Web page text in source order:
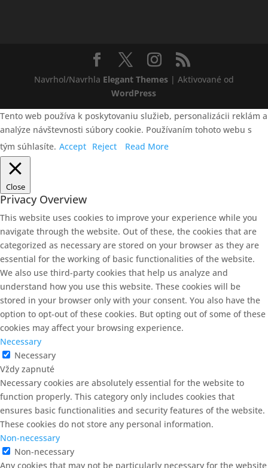
Navrhol/Navrhla Elegant Themes| Aktivované od
WordPress
Tento web používa k poskytovaniu služieb, personalizácii reklám a
analýze návštevnosti súbory cookie. Používaním tohoto webu s
tým súhlasíte. Accept Reject Read More
Close
Privacy Overview
This website uses cookies to improve your experience while you
navigate through the website. Out of these, the cookies that are
categorized as necessary are stored on your browser as they are
essential for the working of basic functionalities of the website.
We also use third-party cookies that help us analyze and
understand how you use this website. These cookies will be
stored in your browser only with your consent. You also have the
option to opt-out of these cookies. But opting out of some of these
cookies may affect your browsing experience.
Necessary
Necessary
Vždy zapnuté
Necessary cookies are absolutely essential for the website to
function properly. This category only includes cookies that
ensures basic functionalities and security features of the website.
These cookies do not store any personal information.
Non-necessary
Non-necessary
Any cookies that may not be particularly necessary for the website